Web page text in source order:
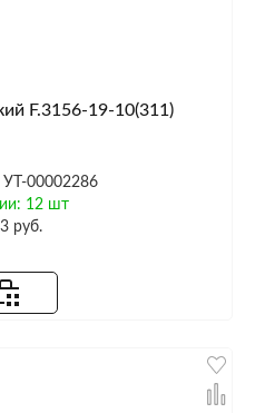
F.3156-19-10(311)
УТ-00002286
12 шт
руб.